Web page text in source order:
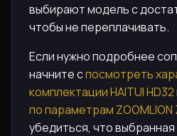
выбирают модель с
чтобы не переплачивать.
Если нужно подробнее
начните спосмотреть
комплектации HAITUI HD32
по параметрам ZOOMLION
убедиться, что